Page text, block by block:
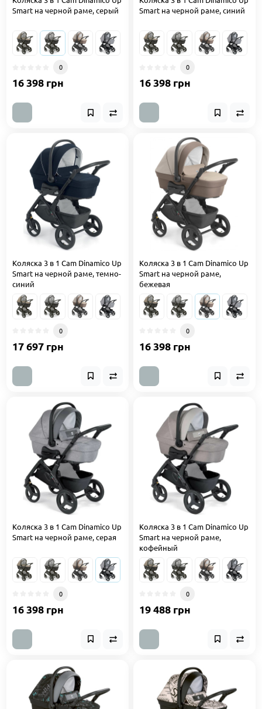
Smart на черной раме, серый
0
16 398 грн
Smart на черной раме, синий
0
16 398 грн
Коляска 3 в 1 Cam Dinamico Up
Smart на черной раме, темно-
синий
0
17 697 грн
Коляска 3 в 1 Cam Dinamico Up
Smart на черной раме,
бежевая
0
16 398 грн
Коляска 3 в 1 Cam Dinamico Up
Smart на черной раме, серая
0
16 398 грн
Коляска 3 в 1 Cam Dinamico Up
Smart на черной раме,
кофейный
0
19 488 грн